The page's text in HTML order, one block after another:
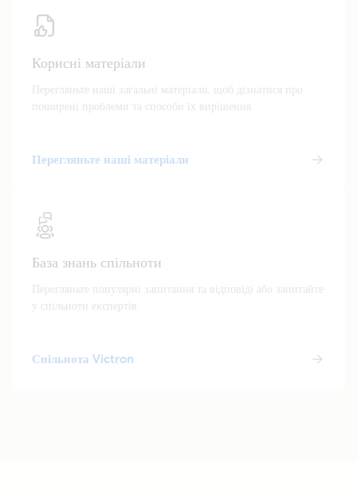
Корисні матеріали
Перегляньте наші загальні матеріали, щоб дізнатися про
поширені проблеми та способи їх вирішення.
Перегляньте наші матеріали
База знань спільноти
Перегляньте популярні запитання та відповіді або запитайте
у спільноти експертів.
Спільнота Victron